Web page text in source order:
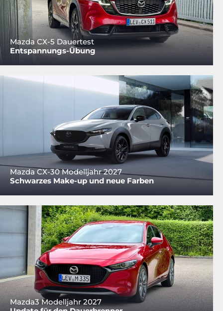
Mazda CX-5 Dauertest
Entspannungs-Übung
Mazda CX-30 Modelljahr 2027
Schwarzes Make-up und neue Farben
Mazda3 Modelljahr 2027